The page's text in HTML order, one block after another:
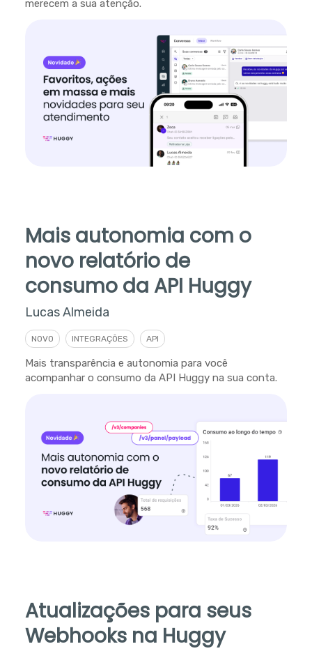
merecem a sua atenção.
Mais autonomia com o
novo relatório de
consumo da API Huggy
Lucas Almeida
NOVO INTEGRAÇÕES API
Mais transparência e autonomia para você
acompanhar o consumo da API Huggy na sua conta.
Atualizações para seus
Webhooks na Huggy